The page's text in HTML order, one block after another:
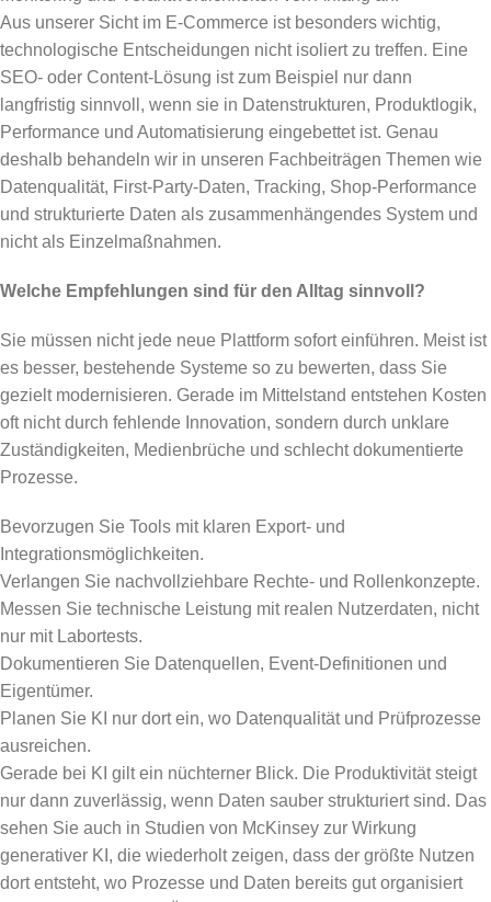
Aus unserer Sicht im E-Commerce ist besonders wichtig,
technologische Entscheidungen nicht isoliert zu treffen. Eine
SEO- oder Content-Lösung ist zum Beispiel nur dann
langfristig sinnvoll, wenn sie in Datenstrukturen, Produktlogik,
Performance und Automatisierung eingebettet ist. Genau
deshalb behandeln wir in unseren Fachbeiträgen Themen wie
Datenqualität, First-Party-Daten, Tracking, Shop-Performance
und strukturierte Daten als zusammenhängendes System und
nicht als Einzelmaßnahmen.
Welche Empfehlungen sind für den Alltag sinnvoll?
Sie müssen nicht jede neue Plattform sofort einführen. Meist ist
es besser, bestehende Systeme so zu bewerten, dass Sie
gezielt modernisieren. Gerade im Mittelstand entstehen Kosten
oft nicht durch fehlende Innovation, sondern durch unklare
Zuständigkeiten, Medienbrüche und schlecht dokumentierte
Prozesse.
Bevorzugen Sie Tools mit klaren Export- und
Integrationsmöglichkeiten.
Verlangen Sie nachvollziehbare Rechte- und Rollenkonzepte.
Messen Sie technische Leistung mit realen Nutzerdaten, nicht
nur mit Labortests.
Dokumentieren Sie Datenquellen, Event-Definitionen und
Eigentümer.
Planen Sie KI nur dort ein, wo Datenqualität und Prüfprozesse
ausreichen.
Gerade bei KI gilt ein nüchterner Blick. Die Produktivität steigt
nur dann zuverlässig, wenn Daten sauber strukturiert sind. Das
sehen Sie auch in Studien von McKinsey zur Wirkung
generativer KI, die wiederholt zeigen, dass der größte Nutzen
dort entsteht, wo Prozesse und Daten bereits gut organisiert